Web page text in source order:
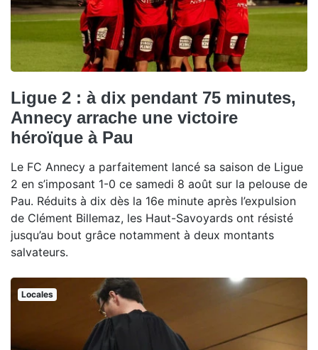
Ligue 2 : à dix pendant 75 minutes,
Annecy arrache une victoire
héroïque à Pau
Le FC Annecy a parfaitement lancé sa saison de Ligue
2 en s’imposant 1-0 ce samedi 8 août sur la pelouse de
Pau. Réduits à dix dès la 16e minute après l’expulsion
de Clément Billemaz, les Haut-Savoyards ont résisté
jusqu’au bout grâce notamment à deux montants
salvateurs.
Locales